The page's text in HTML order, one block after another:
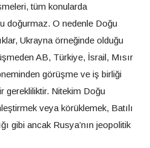
tüm konularda
doğurmaz. O nedenle Doğu
Ukrayna örneğinde olduğu
AB, Türkiye, İsrail, Mısır
görüşme ve iş birliği
gerekliliktir. Nitekim Doğu
veya körüklemek, Batılı
gibi ancak Rusya’nın jeopolitik